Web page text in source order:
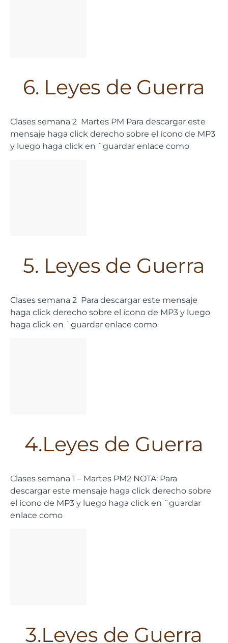
6. Leyes de Guerra
Clases semana 2 Martes PM Para descargar este
mensaje haga click derecho sobre el ícono de MP3
y luego haga click en ¨guardar enlace como
5. Leyes de Guerra
Clases semana 2 Para descargar este mensaje
haga click derecho sobre el ícono de MP3 y luego
haga click en ¨guardar enlace como
4.Leyes de Guerra
Clases semana 1 – Martes PM2 NOTA: Para
descargar este mensaje haga click derecho sobre
el ícono de MP3 y luego haga click en ¨guardar
enlace como
3.Leyes de Guerra